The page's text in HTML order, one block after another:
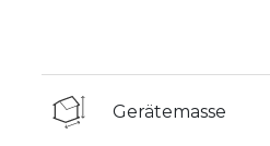
Gerätemasse